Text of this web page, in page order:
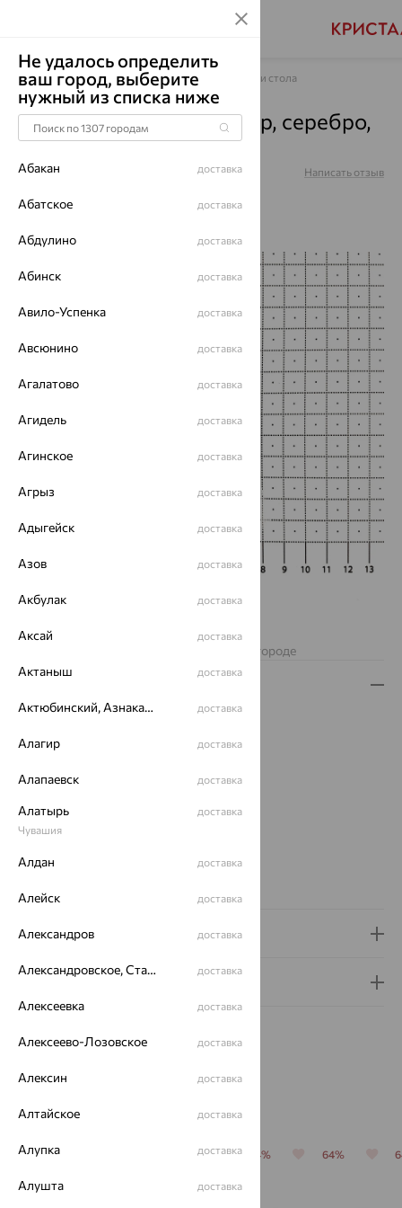
Главная Каталог Предметы для сервировки стола
Ложка"Котенок"+футляр, серебро,
952ЛЖ05808
Артикул: Написать отзыв
Нет в наличии
Изделие недоступно для заказа в вашем городе
ложки
Вес:19 — 21.88
Проба:925
Детские ложки:
Вес металла:
Доставка и оплата
Гарантия и возврат
Похожие изделия
64% 64% 64% 64%
Не удалось определить
ваш город, выберите
нужный из списка ниже
Абакан доставка
Абатское доставка
Абдулино доставка
Абинск доставка
Авило-Успенка доставка
Авсюнино доставка
Агалатово доставка
Агидель доставка
Агинское доставка
Агрыз доставка
Адыгейск доставка
Азов доставка
Акбулак доставка
Аксай доставка
Актаныш доставка
Актюбинский, Азнакаевский район доставка
Алагир доставка
Алапаевск доставка
Алатырь
Чувашия
доставка
Алдан доставка
Алейск доставка
Александров доставка
Александровское, Ставропольский край доставка
Алексеевка доставка
Алексеево-Лозовское доставка
Алексин доставка
Алтайское доставка
Алупка доставка
Алушта доставка